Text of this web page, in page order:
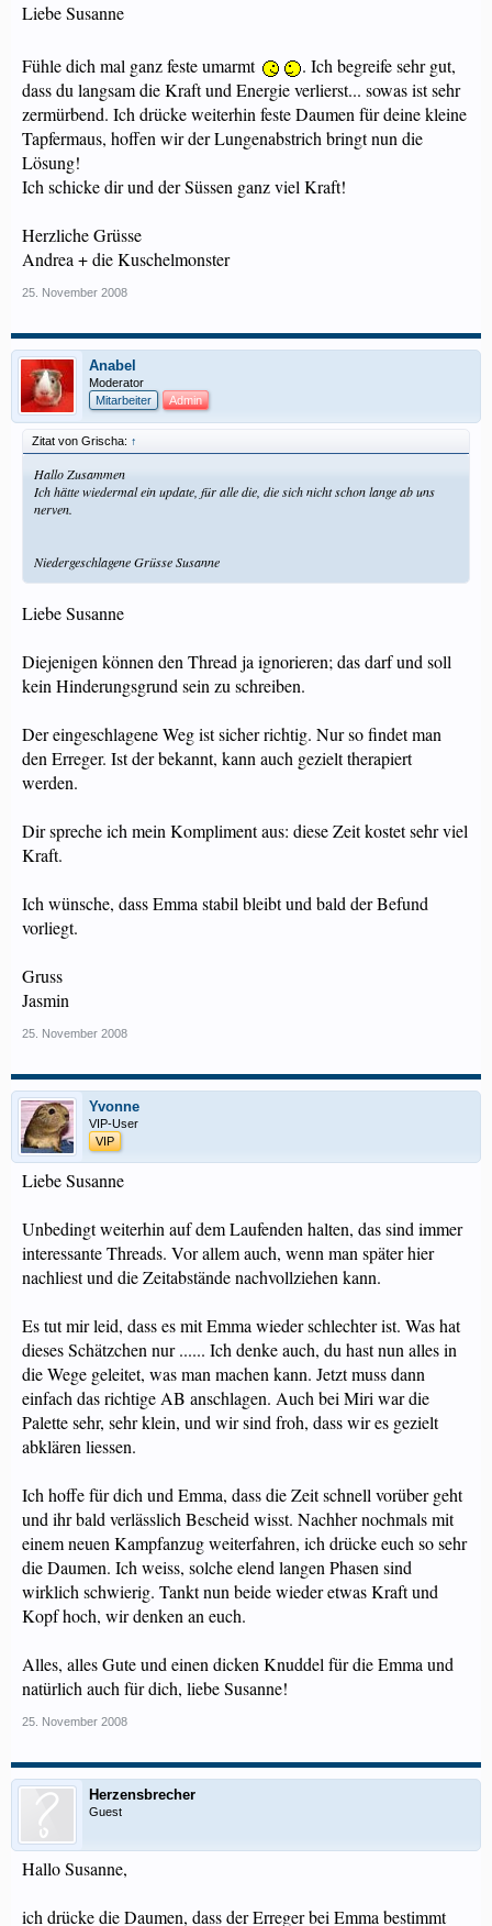
Liebe Susanne
Fühle dich mal ganz feste umarmt
. Ich begreife sehr gut,
dass du langsam die Kraft und Energie verlierst... sowas ist sehr
zermürbend. Ich drücke weiterhin feste Daumen für deine kleine
Tapfermaus, hoffen wir der Lungenabstrich bringt nun die
Lösung!
Ich schicke dir und der Süssen ganz viel Kraft!
Herzliche Grüsse
Andrea + die Kuschelmonster
25. November 2008
Anabel
Moderator
Mitarbeiter
Admin
Zitat von Grischa: ↑
Hallo Zusammen
Ich hätte wiedermal ein update, für alle die, die sich nicht schon lange ab uns
nerven.
Niedergeschlagene Grüsse Susanne
Liebe Susanne
Diejenigen können den Thread ja ignorieren; das darf und soll
kein Hinderungsgrund sein zu schreiben.
Der eingeschlagene Weg ist sicher richtig. Nur so findet man
den Erreger. Ist der bekannt, kann auch gezielt therapiert
werden.
Dir spreche ich mein Kompliment aus: diese Zeit kostet sehr viel
Kraft.
Ich wünsche, dass Emma stabil bleibt und bald der Befund
vorliegt.
Gruss
Jasmin
25. November 2008
Yvonne
VIP-User
VIP
Liebe Susanne
Unbedingt weiterhin auf dem Laufenden halten, das sind immer
interessante Threads. Vor allem auch, wenn man später hier
nachliest und die Zeitabstände nachvollziehen kann.
Es tut mir leid, dass es mit Emma wieder schlechter ist. Was hat
dieses Schätzchen nur ...... Ich denke auch, du hast nun alles in
die Wege geleitet, was man machen kann. Jetzt muss dann
einfach das richtige AB anschlagen. Auch bei Miri war die
Palette sehr, sehr klein, und wir sind froh, dass wir es gezielt
abklären liessen.
Ich hoffe für dich und Emma, dass die Zeit schnell vorüber geht
und ihr bald verlässlich Bescheid wisst. Nachher nochmals mit
einem neuen Kampfanzug weiterfahren, ich drücke euch so sehr
die Daumen. Ich weiss, solche elend langen Phasen sind
wirklich schwierig. Tankt nun beide wieder etwas Kraft und
Kopf hoch, wir denken an euch.
Alles, alles Gute und einen dicken Knuddel für die Emma und
natürlich auch für dich, liebe Susanne!
25. November 2008
Herzensbrecher
Guest
Hallo Susanne,
ich drücke die Daumen, dass der Erreger bei Emma bestimmt